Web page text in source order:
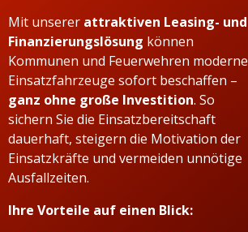
Mit unserer attraktiven Leasing- und
Finanzierungslösung können
Kommunen und Feuerwehren moderne
Einsatzfahrzeuge sofort beschaffen –
ganz ohne große Investition. So
sichern Sie die Einsatzbereitschaft
dauerhaft, steigern die Motivation der
Einsatzkräfte und vermeiden unnötige
Ausfallzeiten.
Ihre Vorteile auf einen Blick: